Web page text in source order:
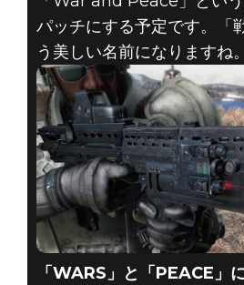
パッチにする予定です。「
う美しい名前になりますね。
「WARS」と「PEACE」